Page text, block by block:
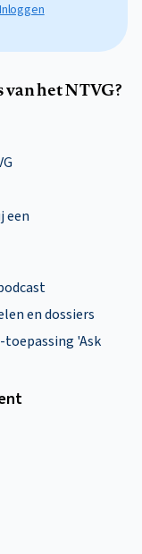
het NTVG?
een
en dossiers
toepassing 'Ask